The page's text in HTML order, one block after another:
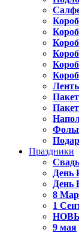
Праздники
День
День
8
1
9 мая